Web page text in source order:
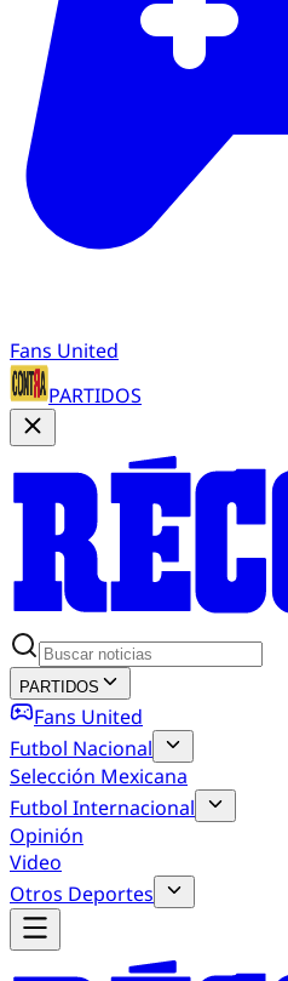
Fans United
PARTIDOS
PARTIDOS
Fans United
Futbol Nacional
Selección Mexicana
Futbol Internacional
Opinión
Video
Otros Deportes